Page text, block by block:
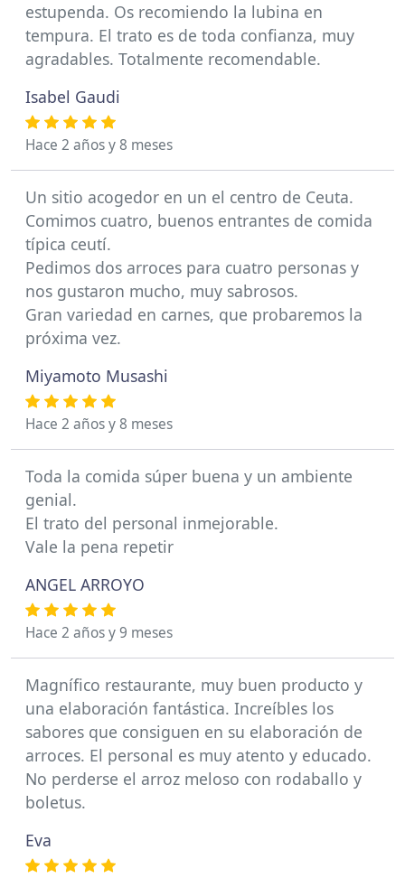
estupenda. Os recomiendo la lubina en
tempura. El trato es de toda confianza, muy
agradables. Totalmente recomendable.
Isabel Gaudi
Hace 2 años y 8 meses
Un sitio acogedor en un el centro de Ceuta.
Comimos cuatro, buenos entrantes de comida
típica ceutí.
Pedimos dos arroces para cuatro personas y
nos gustaron mucho, muy sabrosos.
Gran variedad en carnes, que probaremos la
próxima vez.
Miyamoto Musashi
Hace 2 años y 8 meses
Toda la comida súper buena y un ambiente
genial.
El trato del personal inmejorable.
Vale la pena repetir
ANGEL ARROYO
Hace 2 años y 9 meses
Magnífico restaurante, muy buen producto y
una elaboración fantástica. Increíbles los
sabores que consiguen en su elaboración de
arroces. El personal es muy atento y educado.
No perderse el arroz meloso con rodaballo y
boletus.
Eva